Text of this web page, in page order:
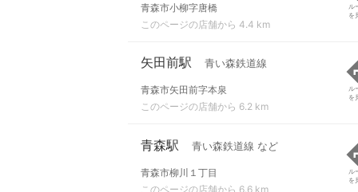
青森市小柳字唐橋
このページの店舗から 4.4 km
ル
を
矢田前駅 青い森鉄道線
青森市矢田前字本泉
このページの店舗から 6.2 km
ル
を
青森駅 青い森鉄道線 など
青森市柳川１丁目
このページの店舗から 6.6 km
ル
を